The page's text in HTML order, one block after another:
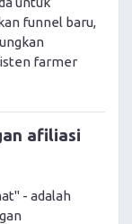
funnel baru,
farmer
afiliasi
- adalah